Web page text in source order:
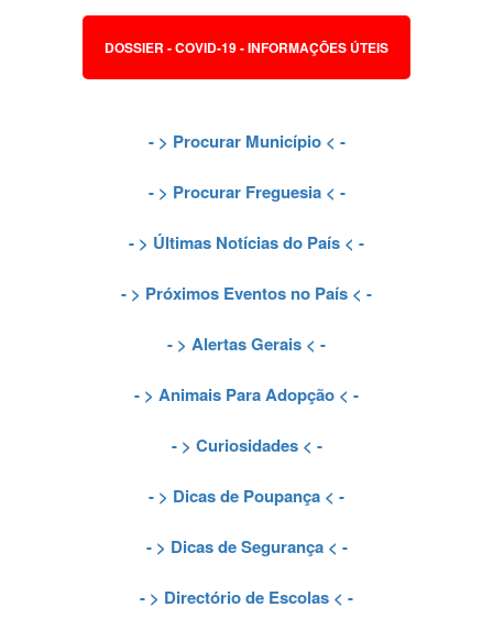
DOSSIER - COVID-19 - INFORMAÇÕES ÚTEIS
- > Procurar Município< -
- > Procurar Freguesia< -
- > Últimas Notícias do País < -
- > Próximos Eventos no País < -
- > Alertas Gerais < -
- > Animais Para Adopção < -
- > Curiosidades< -
- > Dicas de Poupança < -
- > Dicas de Segurança< -
- > Directório de Escolas < -